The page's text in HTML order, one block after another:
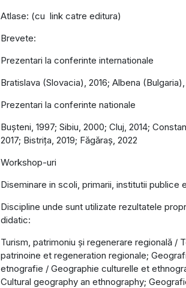
Atlase: (cu link catre editura)
Brevete:
Prezentari la conferinte internationale
Bratislava (Slovacia), 2016; Albena (Bulgaria),
Prezentari la conferinte nationale
Bușteni, 1997; Sibiu, 2000; Cluj, 2014;
2017; Bistrița, 2019; Făgăraș, 2022
Workshop-uri
Diseminare in scoli, primarii, institutii publice
Discipline unde sunt utilizate rezultatele
didatic:
Turism, patrimoniu și regenerare regională /
patrinoine et regeneration regionale;
etnografie / Geographie culturelle et
Cultural geography an ethnography;